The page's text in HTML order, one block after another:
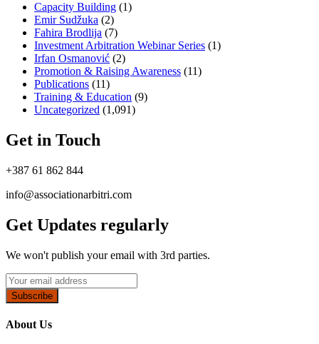
Capacity Building (1)
Emir Sudžuka​ (2)
Fahira Brodlija (7)
Investment Arbitration Webinar Series (1)
Irfan Osmanović​ (2)
Promotion & Raising Awareness (11)
Publications (11)
Training & Education (9)
Uncategorized (1,091)
Get in Touch
+387 61 862 844
info@associationarbitri.com
Get Updates regularly
We won't publish your email with 3rd parties.
Subscribe
About Us